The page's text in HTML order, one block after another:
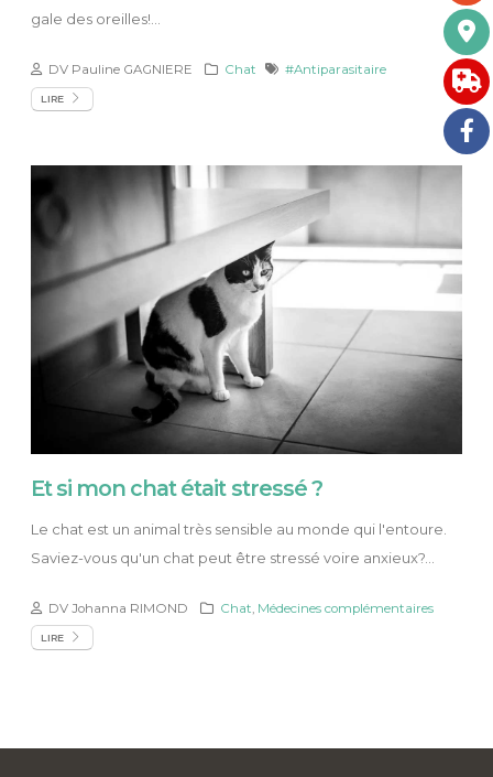
gale des oreilles!...
DV Pauline GAGNIERE Chat #Antiparasitaire
LIRE
Et si mon chat était stressé ?
Le chat est un animal très sensible au monde qui l'entoure.
Saviez-vous qu'un chat peut être stressé voire anxieux?...
DV Johanna RIMOND Chat Médecines complémentaires
LIRE